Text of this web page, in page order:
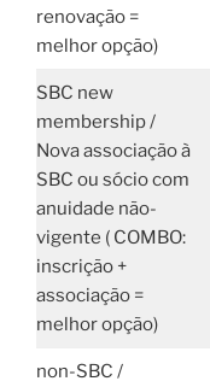
renovação =
melhor opção)
SBC new
membership /
Nova associação à
SBC ou sócio com
anuidade não-
vigente ( COMBO:
inscrição +
associação =
melhor opção)
non-SBC /